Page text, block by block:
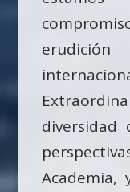
diversidad
Academia,